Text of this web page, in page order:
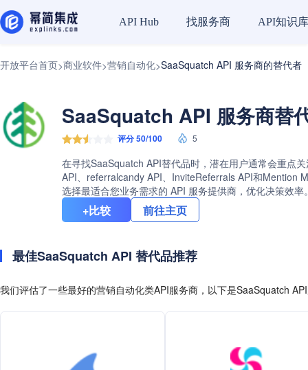
API Hub 找服务商 API知识库
开放平台首页>商业软件>营销自动化>SaaSquatch API 服务商的替代者
SaaSquatch API 服务商替
评分 50/100 5
在寻找SaaSquatch API替代品时，潜在用户通常会重点
API、referralcandy API、InviteReferrals API和Mention
选择最适合您业务需求的 API 服务提供商，优化决策效率
+比较 前往主页
最佳SaaSquatch API 替代品推荐
我们评估了一些最好的营销自动化类API服务商，以下是SaaSquatch